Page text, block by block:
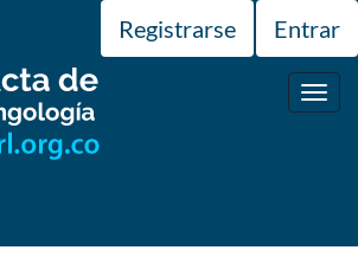
Registrarse Entrar